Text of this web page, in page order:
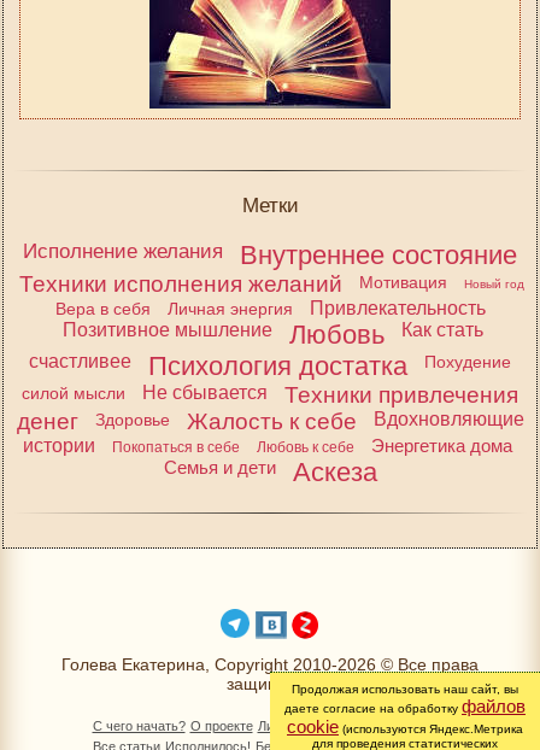
Метки
Исполнение желания
Внутреннее состояние
Техники исполнения желаний Мотивация Новый год
Вера в себя Личная энергия
Привлекательность
Позитивное мышление
Любовь
Как стать
счастливее
Психология достатка
Похудение
силой мысли
Не сбывается
Техники привлечения
денег
Здоровье Жалость к себе
Вдохновляющие
истории
Покопаться в себе Любовь к себе
Энергетика дома
Семья и дети
Аскеза
Голева Екатерина, Copyright 2010-2026 © Все права
защищены
С чего начать? О проекте Личный раздел Книга Желаний
Все статьи Исполнилось! Бесплатно! Изменимся вместе
Продолжая использовать наш сайт, вы
даете согласие на обработку файлов
cookie (используются Яндекс.Метрика
для проведения статистических